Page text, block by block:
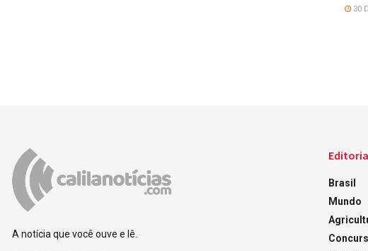
30
A notícia que você ouve e lê.
Brasil
Mundo